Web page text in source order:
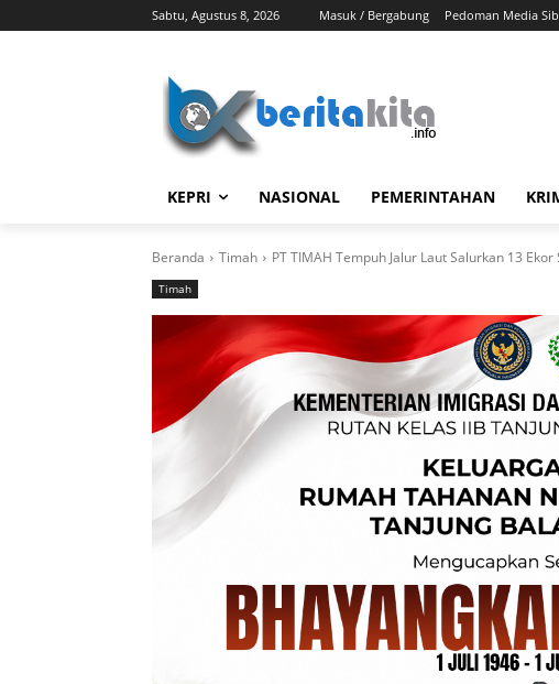
Sabtu, Agustus 8, 2026 Masuk / Bergabung Pedoman Media
KEPRI NASIONAL PEMERINTAHAN
Beranda Timah PT TIMAH Tempuh Jalur Laut Salurkan 13
Timah